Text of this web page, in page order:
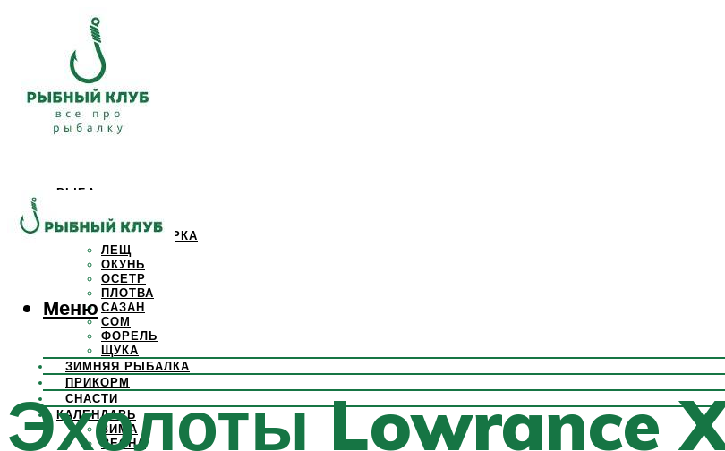
РЫБА
КАРП
КРАСНОПЕРКА
ЛЕЩ
ОКУНЬ
ОСЕТР
ПЛОТВА
САЗАН
СОМ
ФОРЕЛЬ
ЩУКА
ЗИМНЯЯ РЫБАЛКА
ПРИКОРМ
СНАСТИ
КАЛЕНДАРЬ
ЗИМА
ВЕСНА
Меню
Эхолоты Lowrance